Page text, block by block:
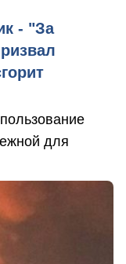
- "За
для